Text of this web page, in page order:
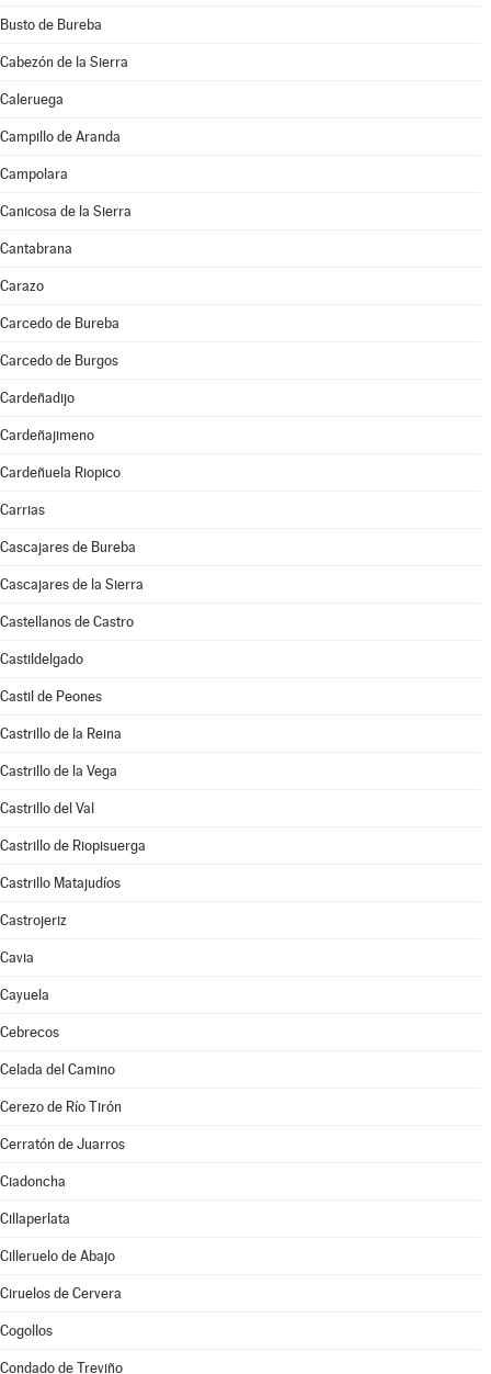
Busto de Bureba
Cabezón de la Sierra
Caleruega
Campillo de Aranda
Campolara
Canicosa de la Sierra
Cantabrana
Carazo
Carcedo de Bureba
Carcedo de Burgos
Cardeñadijo
Cardeñajimeno
Cardeñuela Riopico
Carrias
Cascajares de Bureba
Cascajares de la Sierra
Castellanos de Castro
Castildelgado
Castil de Peones
Castrillo de la Reina
Castrillo de la Vega
Castrillo del Val
Castrillo de Riopisuerga
Castrillo Matajudíos
Castrojeriz
Cavia
Cayuela
Cebrecos
Celada del Camino
Cerezo de Río Tirón
Cerratón de Juarros
Ciadoncha
Cillaperlata
Cilleruelo de Abajo
Ciruelos de Cervera
Cogollos
Condado de Treviño